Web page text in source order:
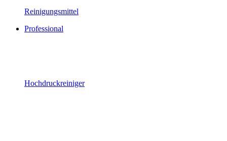
Reinigungsmittel
Professional
Hochdruckreiniger